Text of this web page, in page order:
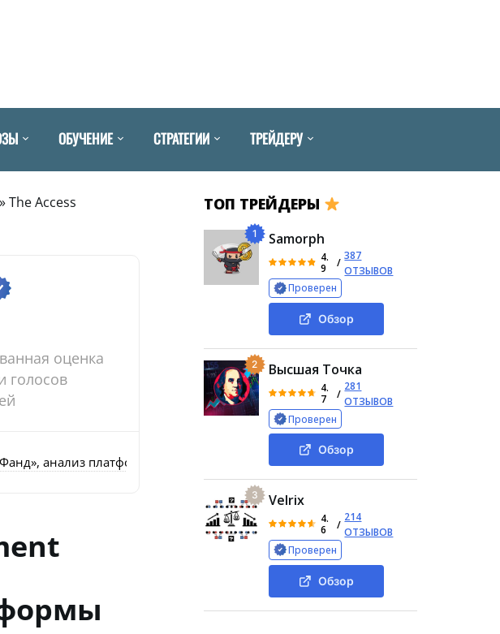
ОБУЧЕНИЕ СТРАТЕГИИ ТРЕЙДЕРУ
»The Access
оценка
голосов
анализ платформы TheAccessFund net Общие сведения о брокерской
ТОП ТРЕЙДЕРЫ
1 Samorph
4.
9
/
387
ОТЗЫВОВ
Проверен
Обзор
2 Высшая Точка
4.
7
/
281
ОТЗЫВОВ
Проверен
Обзор
3 Velrix
4.
6
/
214
ОТЗЫВОВ
Проверен
Обзор